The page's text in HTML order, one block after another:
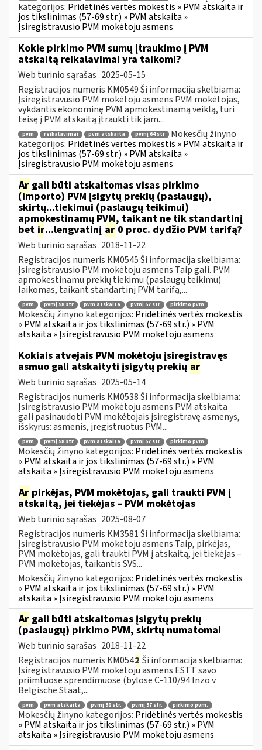
kategorijos: Pridėtinės vertės mokestis » PVM atskaita ir
jos tikslinimas (57-69 str.) » PVM atskaita »
Įsiregistravusio PVM mokėtoju asmens
Kokie pirkimo PVM sumų įtraukimo į PVM
atskaitą reikalavimai yra taikomi?
Web turinio sąrašas 2025-05-15
Registracijos numeris KM0549 Ši informacija skelbiama:
Įsiregistravusio PVM mokėtoju asmens PVM mokėtojas,
vykdantis ekonominę PVM apmokestinamą veiklą, turi
teisę į PVM atskaitą įtraukti tik jam...
pvm reikalavimai pvm atskaita pvmį 64 str
Mokesčių žinyno
kategorijos: Pridėtinės vertės mokestis » PVM atskaita ir
jos tikslinimas (57-69 str.) » PVM atskaita »
Įsiregistravusio PVM mokėtoju asmens
Ar gali būti atskaitomas visas pirkimo
(importo) PVM įsigytų prekių (paslaugų),
skirtų...tiekimui (paslaugų teikimui)
apmokestinamų PVM, taikant ne tik standartinį
bet ir...lengvatinį ar 0 proc. dydžio PVM tarifą?
Web turinio sąrašas 2018-11-22
Registracijos numeris KM0545 Ši informacija skelbiama:
Įsiregistravusio PVM mokėtoju asmens Taip gali. PVM
apmokestinamu prekių tiekimu (paslaugų teikimu)
laikomas, taikant standartinį PVM tarifą,...
pvm pvmį 58 str pvm atskaita pvmį 57 str pirkimo pvm
Mokesčių žinyno kategorijos: Pridėtinės vertės mokestis
» PVM atskaita ir jos tikslinimas (57-69 str.) » PVM
atskaita » Įsiregistravusio PVM mokėtoju asmens
Kokiais atvejais PVM mokėtoju įsiregistravęs
asmuo gali atskaityti įsigytų prekių ar
Web turinio sąrašas 2025-05-14
Registracijos numeris KM0538 Ši informacija skelbiama:
Įsiregistravusio PVM mokėtoju asmens PVM atskaita
gali pasinaudoti PVM mokėtojais įsiregistravę asmenys,
išskyrus: asmenis, įregistruotus PVM...
pvm pvmį 58 str pvm atskaita pvmį 57 str pirkimo pvm
Mokesčių žinyno kategorijos: Pridėtinės vertės mokestis
» PVM atskaita ir jos tikslinimas (57-69 str.) » PVM
atskaita » Įsiregistravusio PVM mokėtoju asmens
Ar pirkėjas, PVM mokėtojas, gali traukti PVM į
atskaitą, jei tiekėjas – PVM mokėtojas
Web turinio sąrašas 2025-08-07
Registracijos numeris KM3581 Ši informacija skelbiama:
Įsiregistravusio PVM mokėtoju asmens Taip, pirkėjas,
PVM mokėtojas, gali traukti PVM į atskaitą, jei tiekėjas –
PVM mokėtojas, taikantis SVS...
Mokesčių žinyno kategorijos: Pridėtinės vertės mokestis
» PVM atskaita ir jos tikslinimas (57-69 str.) » PVM
atskaita » Įsiregistravusio PVM mokėtoju asmens
Ar gali būti atskaitomas įsigytų prekių
(paslaugų) pirkimo PVM, skirtų numatomai
Web turinio sąrašas 2018-11-22
Registracijos numeris KM0542 Ši informacija skelbiama:
Įsiregistravusio PVM mokėtoju asmens ESTT savo
priimtuose sprendimuose (bylose C-110/94 Inzo v
Belgische Staat,...
pvm pvm atskaita pvmį 58 str. pvmį 57 str. pirkimo pvm.
Mokesčių žinyno kategorijos: Pridėtinės vertės mokestis
» PVM atskaita ir jos tikslinimas (57-69 str.) » PVM
atskaita » Įsiregistravusio PVM mokėtoju asmens